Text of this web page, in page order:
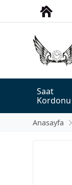
Saat
Kordonu
Anasayfa